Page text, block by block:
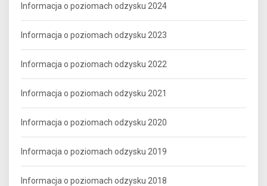
Informacja o poziomach odzysku 2024
Informacja o poziomach odzysku 2023
Informacja o poziomach odzysku 2022
Informacja o poziomach odzysku 2021
Informacja o poziomach odzysku 2020
Informacja o poziomach odzysku 2019
Informacja o poziomach odzysku 2018